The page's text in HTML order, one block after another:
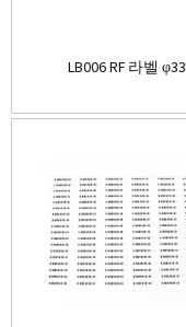
LB006 RF 라벨 φ33